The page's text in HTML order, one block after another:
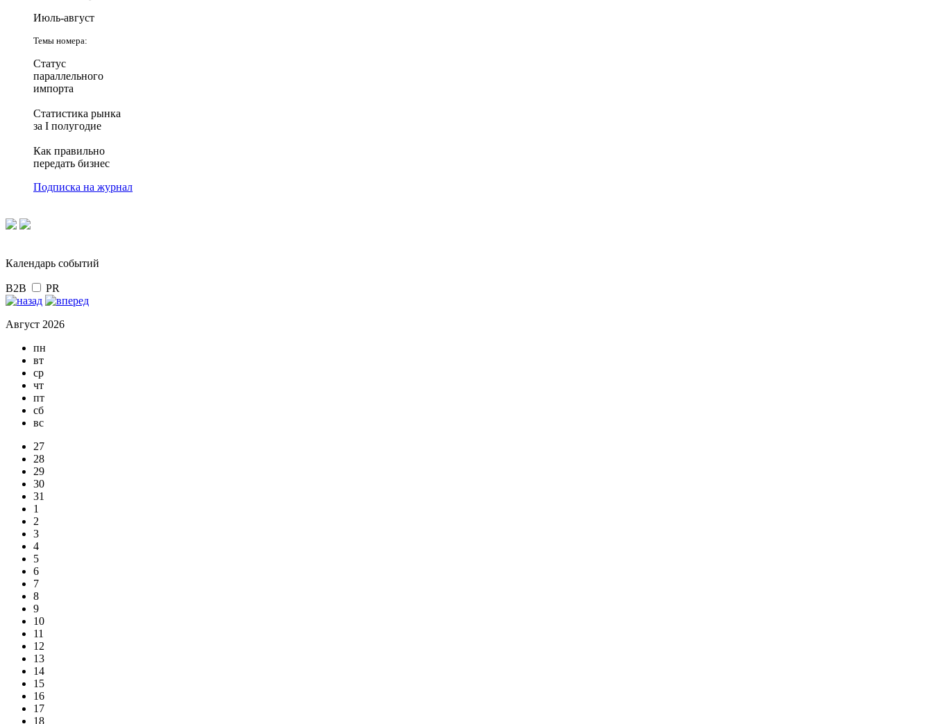
Июль-август
Темы номера:
Статус
параллельного
импорта
Статистика рынка
за I полугодие
Как правильно
передать бизнес
Подписка на журнал
Календарь событий
B2B PR
Август 2026
пн
вт
ср
чт
пт
сб
вс
27
28
29
30
31
1
2
3
4
5
6
7
8
9
10
11
12
13
14
15
16
17
18